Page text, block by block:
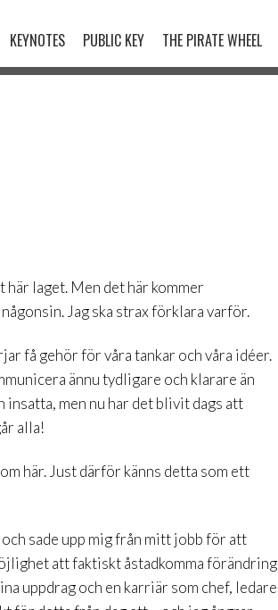
KEYNOTES PUBLIC KEY THE PIRATE WHEEL
här laget. Men det här kommer
Jag ska strax förklara varför.
få gehör för våra tankar och våra idéer.
ännu tydligare och klarare än
men nu har det blivit dags att
alla!
här. Just därför känns detta som ett
sade upp mig från mitt jobb för att
att faktiskt åstadkomma förändring
uppdrag och en karriär som chef, ledare